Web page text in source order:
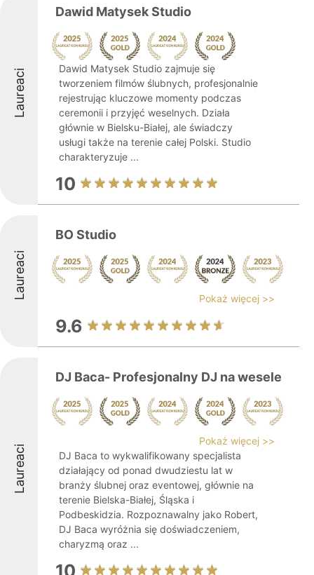
Laureaci
Dawid Matysek Studio
Dawid Matysek Studio zajmuje się
tworzeniem filmów ślubnych, profesjonalnie
rejestrując kluczowe momenty podczas
ceremonii i przyjęć weselnych. Działa
głównie w Bielsku-Białej, ale świadczy
usługi także na terenie całej Polski. Studio
charakteryzuje ...
10
Laureaci
BO Studio
Pokaż więcej >>
9.6
Laureaci
DJ Baca- Profesjonalny DJ na wesele
Pokaż więcej >>
DJ Baca to wykwalifikowany specjalista
działający od ponad dwudziestu lat w
branży ślubnej oraz eventowej, głównie na
terenie Bielska-Białej, Śląska i
Podbeskidzia. Rozpoznawalny jako Robert,
DJ Baca wyróżnia się doświadczeniem,
charyzmą oraz ...
10